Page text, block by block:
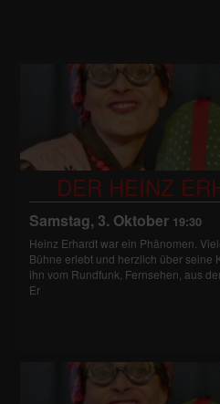
DER HEINZ
Samstag, 3. Oktober 19:30
Heinz Erhardt war ein Phänomen.
Bühne erlebt und herzlich über seine
ihn vom Rundfunk, Fernsehen, aus
Er